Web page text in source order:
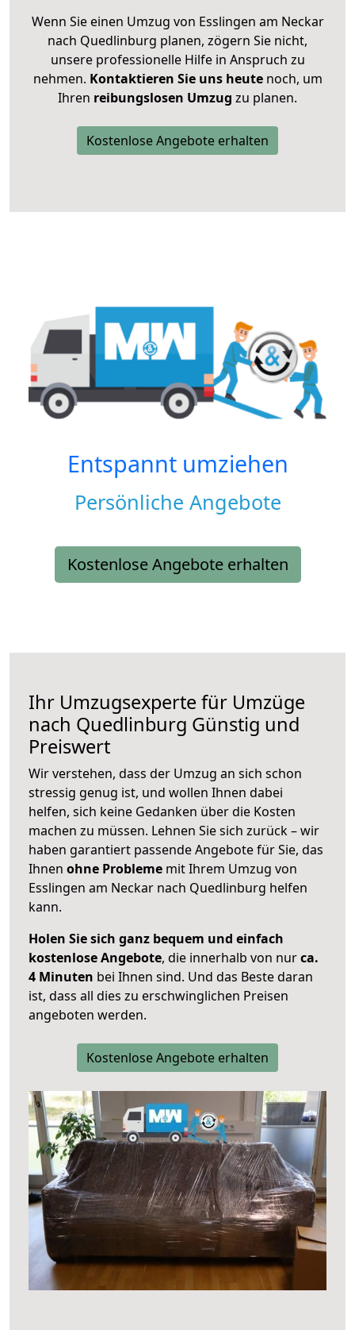
Wenn Sie einen Umzug von Esslingen am Neckar
nach Quedlinburg planen, zögern Sie nicht,
unsere professionelle Hilfe in Anspruch zu
nehmen. Kontaktieren Sie uns heutenoch, um
Ihren reibungslosen Umzug zu planen.
Kostenlose Angebote erhalten
Entspannt umziehen
Persönliche Angebote
Kostenlose Angebote erhalten
Ihr Umzugsexperte für Umzüge
nach Quedlinburg Günstig und
Preiswert
Wir verstehen, dass der Umzug an sich schon
stressig genug ist, und wollen Ihnen dabei
helfen, sich keine Gedanken über die Kosten
machen zu müssen. Lehnen Sie sich zurück – wir
haben garantiert passende Angebote für Sie, das
Ihnen ohne Probleme mit Ihrem Umzug von
Esslingen am Neckar nach Quedlinburg helfen
kann.
Holen Sie sich ganz bequem und einfach
kostenlose Angebote, die innerhalb von nurca.
4 Minuten bei Ihnen sind. Und das Beste daran
ist, dass all dies zu erschwinglichen Preisen
angeboten werden.
Kostenlose Angebote erhalten